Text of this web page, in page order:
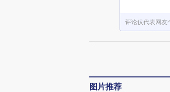
评论仅代表网友
图片推荐